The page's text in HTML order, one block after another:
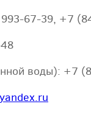
67-39, +7
воды):